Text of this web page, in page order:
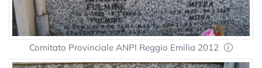
Comitato Provinciale ANPI Reggio Emilia 2012